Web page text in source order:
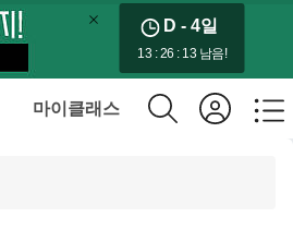
D - 4일
13 : 26 : 13 남음!
마이클래스